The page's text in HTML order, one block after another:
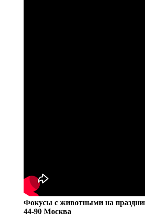
Фокусы с животными на
44-90 Москва